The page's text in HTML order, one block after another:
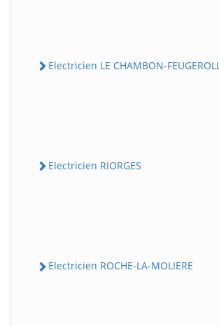
Electricien LE CHAMBON-
Electricien RIORGES
Electricien ROCHE-LA-MOLIERE